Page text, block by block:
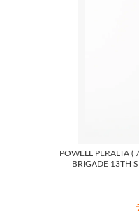
POWELL PERALTA
BRIGADE 13TH